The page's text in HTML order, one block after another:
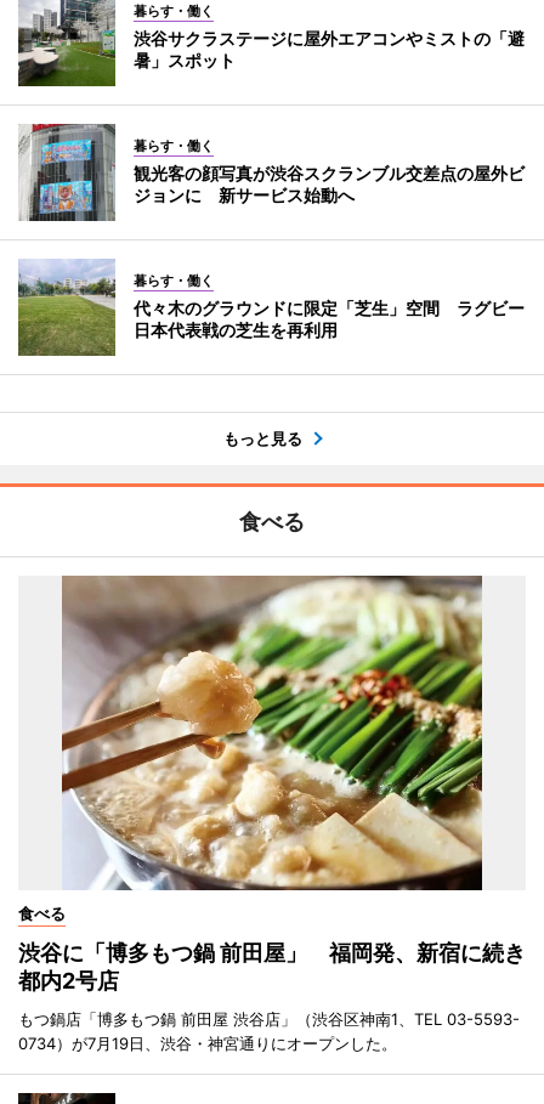
暮らす・働く
渋谷サクラステージに屋外エアコンやミストの「避
暑」スポット
暮らす・働く
観光客の顔写真が渋谷スクランブル交差点の屋外ビ
ジョンに 新サービス始動へ
暮らす・働く
代々木のグラウンドに限定「芝生」空間 ラグビー
日本代表戦の芝生を再利用
もっと見る
食べる
食べる
渋谷に「博多もつ鍋 前田屋」 福岡発、新宿に続き
都内2号店
もつ鍋店「博多もつ鍋 前田屋 渋谷店」（渋谷区神南1、TEL 03-5593-
0734）が7月19日、渋谷・神宮通りにオープンした。